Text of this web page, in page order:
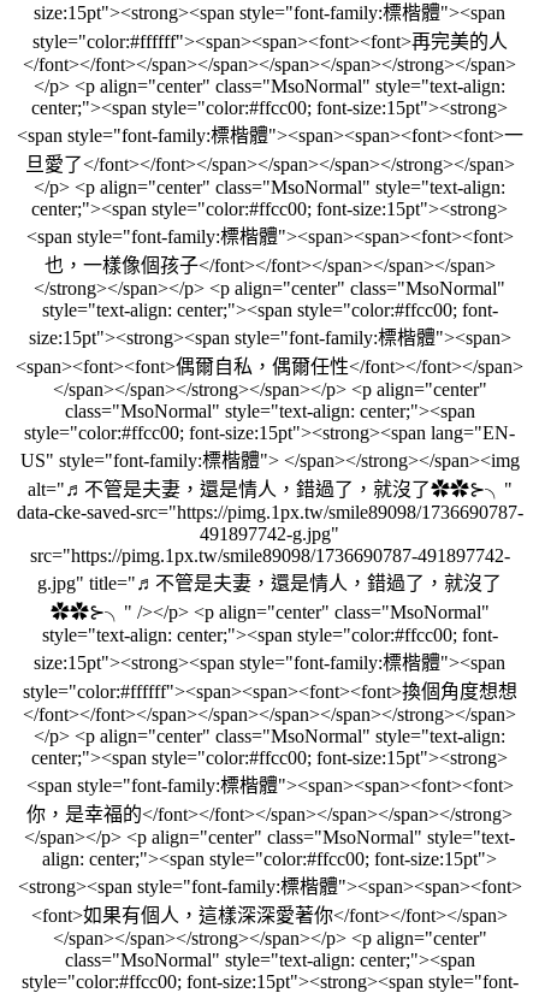
size:15pt"><strong><span style="font-family:標楷體"><span
style="color:#ffffff"><span><span><font><font>再完美的人
</font></font></span></span></span></span></strong></span>
</p> <p align="center" class="MsoNormal" style="text-align:
center;"><span style="color:#ffcc00; font-size:15pt"><strong>
<span style="font-family:標楷體"><span><span><font><font>一
旦愛了</font></font></span></span></span></strong></span>
</p> <p align="center" class="MsoNormal" style="text-align:
center;"><span style="color:#ffcc00; font-size:15pt"><strong>
<span style="font-family:標楷體"><span><span><font><font>
也，一樣像個孩子</font></font></span></span></span>
</strong></span></p> <p align="center" class="MsoNormal"
style="text-align: center;"><span style="color:#ffcc00; font-
size:15pt"><strong><span style="font-family:標楷體"><span>
<span><font><font>偶爾自私，偶爾任性</font></font></span>
</span></span></strong></span></p> <p align="center"
class="MsoNormal" style="text-align: center;"><span
style="color:#ffcc00; font-size:15pt"><strong><span lang="EN-
US" style="font-family:標楷體"> </span></strong></span><img
alt="♬不管是夫妻，還是情人，錯過了，就沒了✿✿⊱╮"
data-cke-saved-src="https://pimg.1px.tw/smile89098/1736690787-
491897742-g.jpg"
src="https://pimg.1px.tw/smile89098/1736690787-491897742-
g.jpg" title="♬不管是夫妻，還是情人，錯過了，就沒了
✿✿⊱╮" /></p> <p align="center" class="MsoNormal"
style="text-align: center;"><span style="color:#ffcc00; font-
size:15pt"><strong><span style="font-family:標楷體"><span
style="color:#ffffff"><span><span><font><font>換個角度想想
</font></font></span></span></span></span></strong></span>
</p> <p align="center" class="MsoNormal" style="text-align:
center;"><span style="color:#ffcc00; font-size:15pt"><strong>
<span style="font-family:標楷體"><span><span><font><font>
你，是幸福的</font></font></span></span></span></strong>
</span></p> <p align="center" class="MsoNormal" style="text-
align: center;"><span style="color:#ffcc00; font-size:15pt">
<strong><span style="font-family:標楷體"><span><span><font>
<font>如果有個人，這樣深深愛著你</font></font></span>
</span></span></strong></span></p> <p align="center"
class="MsoNormal" style="text-align: center;"><span
style="color:#ffcc00; font-size:15pt"><strong><span style="font-